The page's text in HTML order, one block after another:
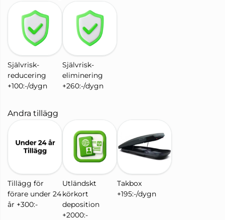
Självrisk-
reducering
+100:-/dygn
Självrisk-
eliminering
+260:-/dygn
Andra tillägg
Tillägg för
förare under 24
år +300:-
Utländskt
körkort
deposition
+2000:-
Takbox
+195:-/dygn